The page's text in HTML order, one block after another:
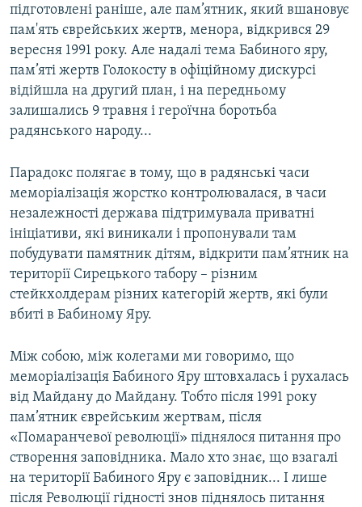
підготовлені раніше, але пам’ятник, який вшановує
пам'ять єврейських жертв, менора, відкрився 29
вересня 1991 року. Але надалі тема Бабиного яру,
пам’яті жертв Голокосту в офіційному дискурсі
відійшла на другий план, і на передньому
залишались 9 травня і героїчна боротьба
радянського народу...
Парадокс полягає в тому, що в радянські часи
меморіалізація жорстко контролювалася, в часи
незалежності держава підтримувала приватні
ініціативи, які виникали і пропонували там
побудувати памятник дітям, відкрити пам’ятник на
території Сирецького табору – різним
стейкхолдерам різних категорій жертв, які були
вбиті в Бабиному Яру.
Між собою, між колегами ми говоримо, що
меморіалізація Бабиного Яру штовхалась і рухалась
від Майдану до Майдану. Тобто після 1991 року
пам’ятник єврейським жертвам, після
«Помаранчевої революції» піднялося питання про
створення заповідника. Мало хто знає, що взагалі
на території Бабиного Яру є заповідник... І лише
після Революції гідності знов піднялось питання